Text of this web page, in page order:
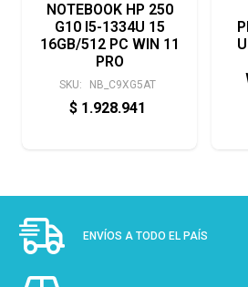
NOTEBOOK HP 250
G10 I5-1334U 15
16GB/512 PC WIN 11
PRO
SKU: NB_C9XG5AT
$ 1.928.941
ENVÍOS A TODO EL PAÍS